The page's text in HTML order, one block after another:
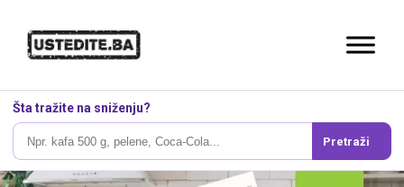
Šta tražite na sniženju?
Pretraži